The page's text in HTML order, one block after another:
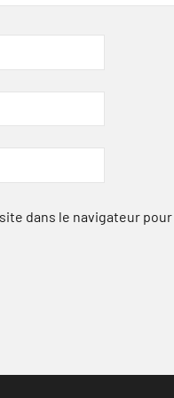
dans le navigateur